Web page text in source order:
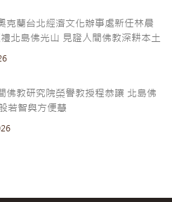
克蘭台北經濟文化辦事處新任林晨
北島佛光山 見證人間佛教深耕本土
佛教研究院榮譽教授程恭讓 北島佛
若智與方便慧